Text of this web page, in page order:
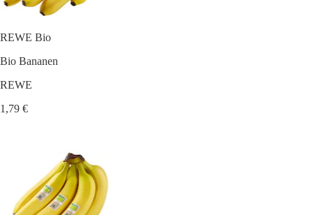
REWE Bio
Bio Bananen
REWE
1,79 €